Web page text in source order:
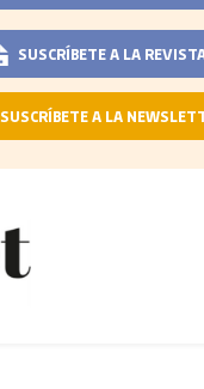
SUSCRÍBETE A LA
SUSCRÍBETE A LA